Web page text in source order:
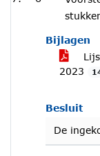
Bijlagen
2023
Besluit
De